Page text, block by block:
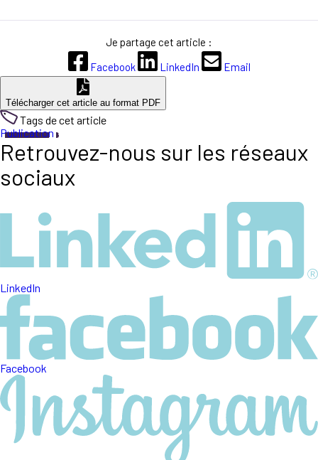
Je partage cet article :
Facebook
LinkedIn Email
Télécharger cet article au format PDF
Tags de cet article
Publication
Retrouvez-nous sur les réseaux
sociaux
LinkedIn
Facebook